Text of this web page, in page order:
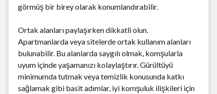
görmüş bir birey olarak konumlandırabilir.
Ortak alanları paylaşırken dikkatli olun.
Apartmanlarda veya sitelerde ortak kullanım alanları
bulunabilir. Bu alanlarda saygılı olmak, komşularla
uyum içinde yaşamanızı kolaylaştırır. Gürültüyü
minimumda tutmak veya temizlik konusunda katkı
sağlamak gibi basit adımlar, iyi komşuluk ilişkileri için